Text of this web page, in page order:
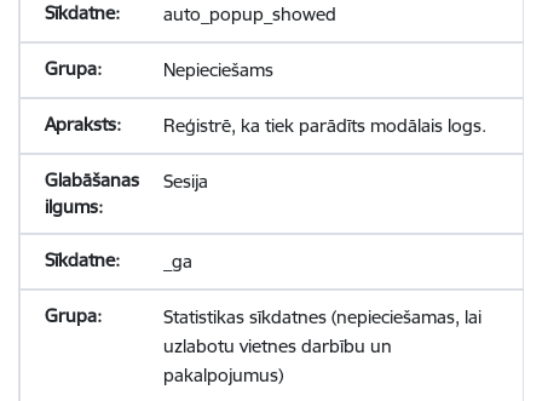
auto_popup_showed
Nepieciešams
Reģistrē, ka tiek parādīts modālais logs.
Sesija
_ga
Statistikas sīkdatnes (nepieciešamas, lai
uzlabotu vietnes darbību un
pakalpojumus)